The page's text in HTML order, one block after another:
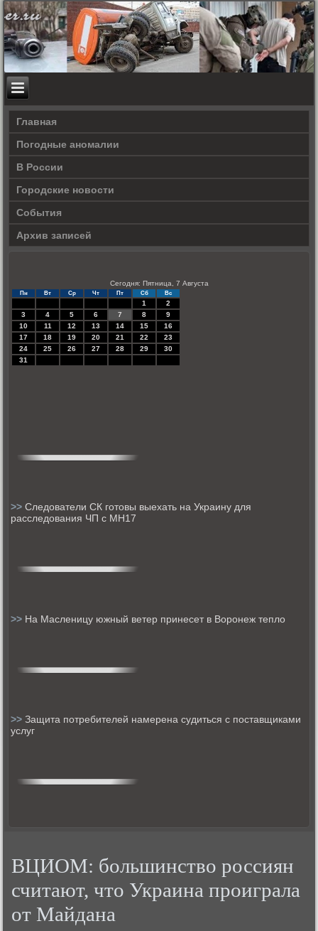
Главная
Погодные аномалии
В России
Городские новости
События
Архив записей
Сегодня: Пятница, 7 Августа
Пн Вт Ср Чт Пт Сб Вс
1
2
3
4 5 6 7 8
9
10
11 12 13 14 15
16
17
18 19 20 21 22
23
24
25 26 27 28 29
30
31
>>Следователи СК готовы выехать на Украину для
расследования ЧП с MH17
>> На Масленицу южный ветер принесет в Воронеж тепло
>>Защита потребителей намерена судиться с поставщиками
услуг
ВЦИОМ: большинство россиян
считают, что Украина проиграла
от Майдана